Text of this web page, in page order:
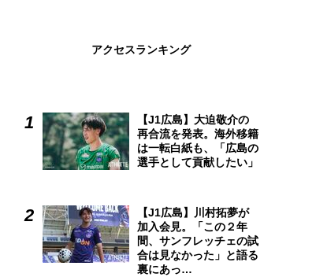
1982年6月22日生、東京都出身。180㎝・102kg／2006年5
ビューした内藤選手。
アクセスランキング
【J1広島】大迫敬介の
再合流を発表。海外移籍
は一転白紙も、「広島の
選手として貢献したい」
【J1広島】川村拓夢が
加入会見。「この２年
間、サンフレッチェの試
合は見なかった」と語る
裏にあっ…